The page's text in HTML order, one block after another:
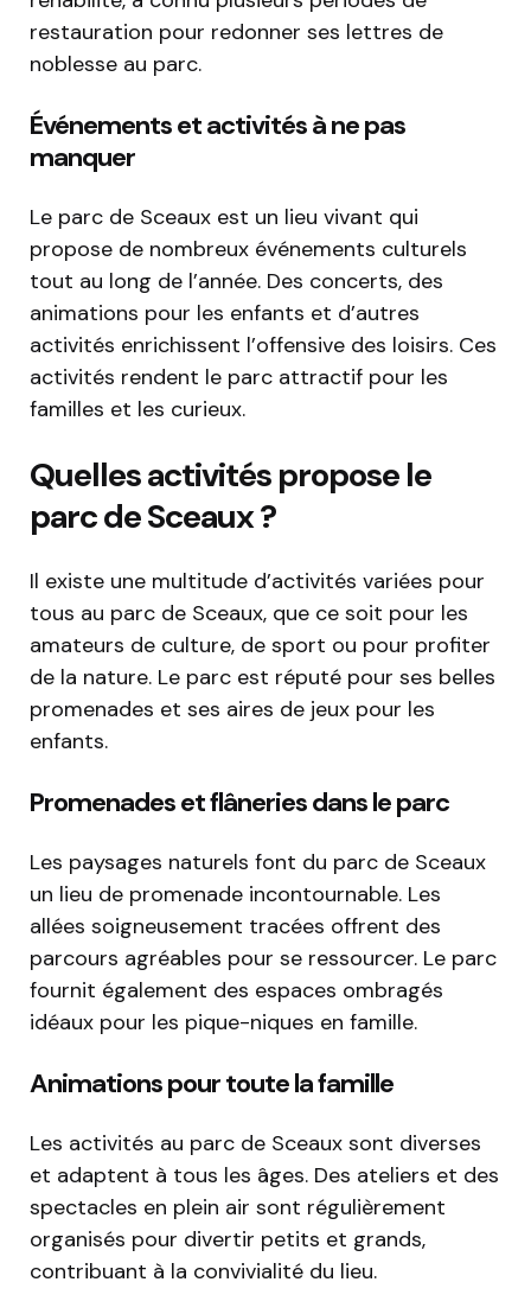
restauration pour redonner ses lettres de
noblesse au parc.
Événements et activités à ne pas
manquer
Le parc de Sceaux est un lieu vivant qui
propose de nombreux événements culturels
tout au long de l’année. Des concerts, des
animations pour les enfants et d’autres
activités enrichissent l’offensive des loisirs. Ces
activités rendent le parc attractif pour les
familles et les curieux.
Quelles activités propose le
parc de Sceaux ?
Il existe une multitude d’activités variées pour
tous au parc de Sceaux, que ce soit pour les
amateurs de culture, de sport ou pour profiter
de la nature. Le parc est réputé pour ses belles
promenades et ses aires de jeux pour les
enfants.
Promenades et flâneries dans le parc
Les paysages naturels font du parc de Sceaux
un lieu de promenade incontournable. Les
allées soigneusement tracées offrent des
parcours agréables pour se ressourcer. Le parc
fournit également des espaces ombragés
idéaux pour les pique-niques en famille.
Animations pour toute la famille
Les activités au parc de Sceaux sont diverses
et adaptent à tous les âges. Des ateliers et des
spectacles en plein air sont régulièrement
organisés pour divertir petits et grands,
contribuant à la convivialité du lieu.